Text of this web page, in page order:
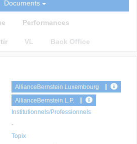
Documents
Performances
VL Back Office
AllianceBernstein Luxembourg
AllianceBernstein L.P.
Institutionnels/Professionnels
-
Topix